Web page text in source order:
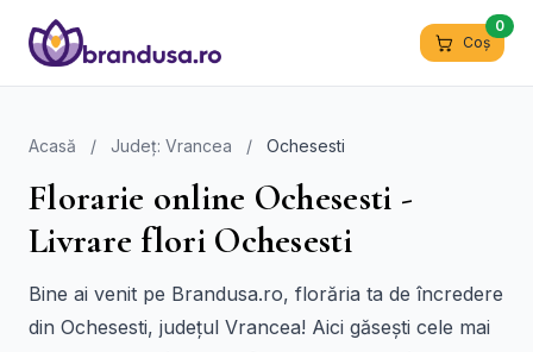
Coș
0
Acasă / Județ: Vrancea / Ochesesti
Florarie online Ochesesti -
Livrare flori Ochesesti
Bine ai venit pe Brandusa.ro, florăria ta de încredere
din Ochesesti, județul Vrancea! Aici găsești cele mai